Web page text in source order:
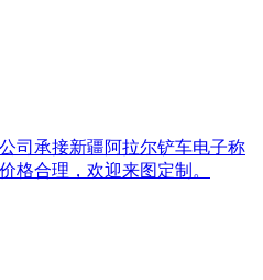
司承接新疆阿拉尔铲车电子称
格合理，欢迎来图定制。